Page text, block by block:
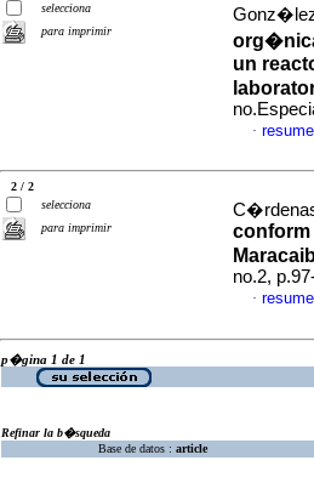
selecciona
para imprimir
un
·
2 / 2
selecciona
para imprimir
conform
no.2,
·
p�gina 1 de 1
Refinar la b�squeda
Base de datos : article